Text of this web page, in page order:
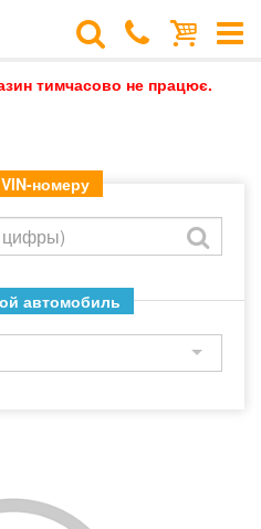
тимчасово не працює.
номеру
автомобиль